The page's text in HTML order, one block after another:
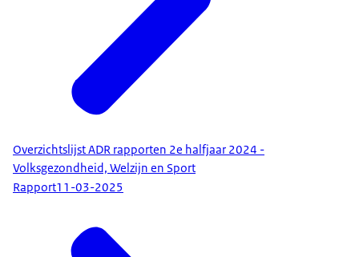
Overzichtslijst ADR rapporten 2e halfjaar 2024 -
Volksgezondheid, Welzijn en Sport
Rapport11-03-2025